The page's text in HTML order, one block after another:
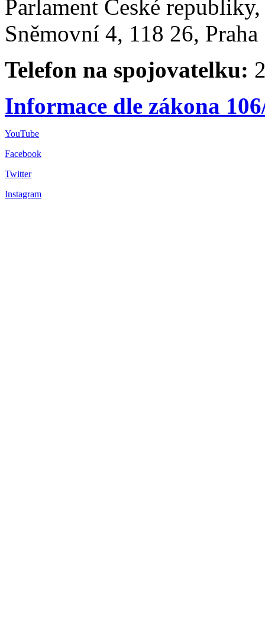
Parlament České
Sněmovní 4, 118 26,
Telefon na spojovatelku:
Informace dle zákona
YouTube
Facebook
Twitter
Instagram